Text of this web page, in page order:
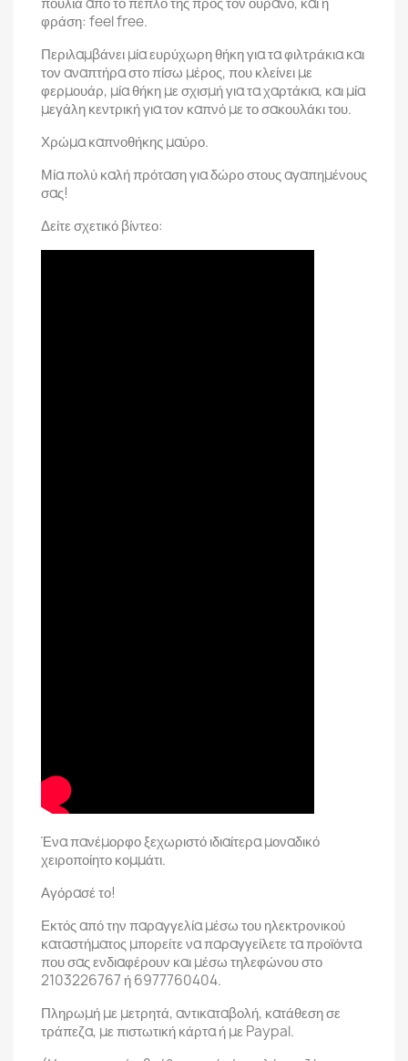
φράση: feel free.
Περιλαμβάνει μία ευρύχωρη θήκη για τα φιλτράκια και
τον αναπτήρα στο πίσω μέρος, που κλείνει με
φερμουάρ, μία θήκη με σχισμή για τα χαρτάκια, και μία
μεγάλη κεντρική για τον καπνό με το σακουλάκι του.
Χρώμα καπνοθήκης μαύρο.
Μία πολύ καλή πρόταση για δώρο στους αγαπημένους
σας!
Δείτε σχετικό βίντεο:
Ένα πανέμορφο ξεχωριστό ιδιαίτερα μοναδικό
χειροποίητο κομμάτι.
Αγόρασέ το!
Εκτός από την παραγγελία μέσω του ηλεκτρονικού
καταστήματος μπορείτε να παραγγείλετε τα προϊόντα
που σας ενδιαφέρουν και μέσω τηλεφώνου στο
2103226767 ή 6977760404.
Πληρωμή με μετρητά, αντικαταβολή, κατάθεση σε
τράπεζα, με πιστωτική κάρτα ή με Paypal.